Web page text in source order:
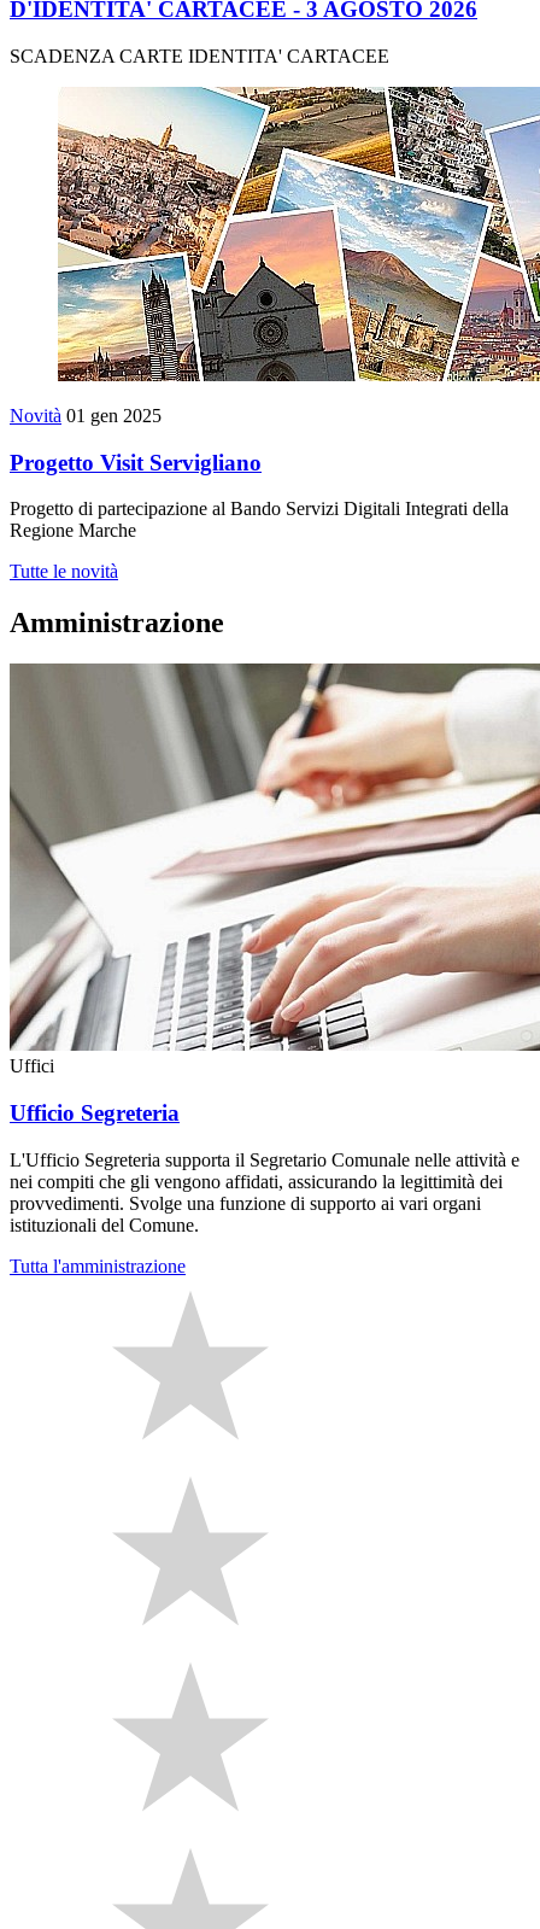
D'IDENTITA' CARTACEE - 3 AGOSTO 2026
SCADENZA CARTE IDENTITA' CARTACEE
Novità 01 gen 2025
Progetto Visit Servigliano
Progetto di partecipazione al Bando Servizi Digitali Integrati della
Regione Marche
Tutte le novità
Amministrazione
Uffici
Ufficio Segreteria
L'Ufficio Segreteria supporta il Segretario Comunale nelle attività e
nei compiti che gli vengono affidati, assicurando la legittimità dei
provvedimenti. Svolge una funzione di supporto ai vari organi
istituzionali del Comune.
Tutta l'amministrazione